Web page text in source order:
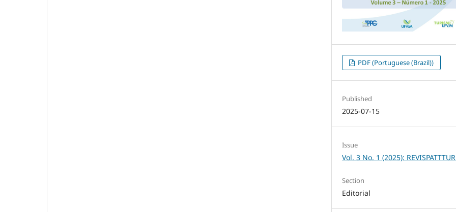
PDF (Portuguese (Brazil))
Published
2025-07-15
Issue
Vol. 3 No. 1 (2025):
Section
Editorial